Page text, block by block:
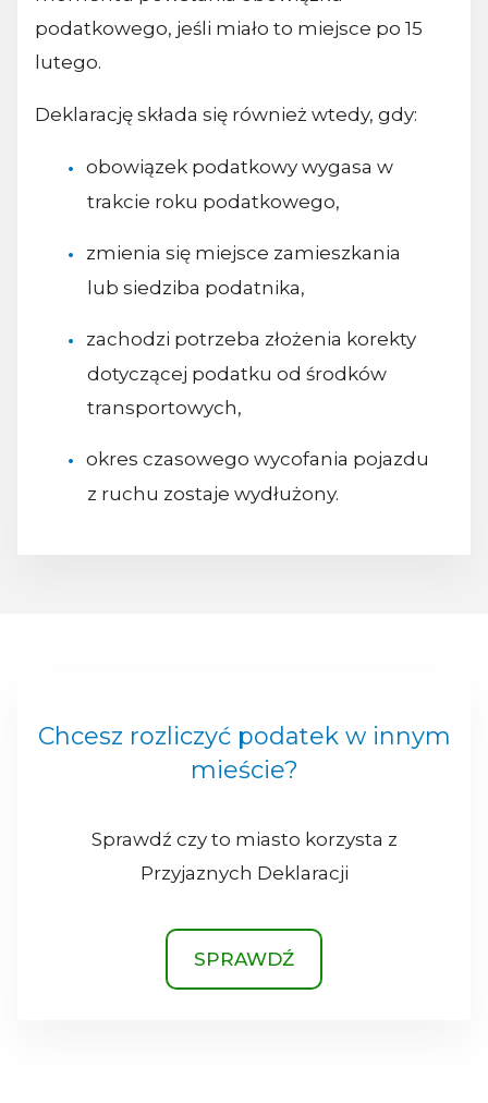
podatkowego, jeśli miało to miejsce po 15
lutego.
Deklarację składa się również wtedy, gdy:
obowiązek podatkowy wygasa w
trakcie roku podatkowego,
zmienia się miejsce zamieszkania
lub siedziba podatnika,
zachodzi potrzeba złożenia korekty
dotyczącej podatku od środków
transportowych,
okres czasowego wycofania pojazdu
z ruchu zostaje wydłużony.
Chcesz rozliczyć podatek w innym
mieście?
Sprawdź czy to miasto korzysta z
Przyjaznych Deklaracji
SPRAWDŹ